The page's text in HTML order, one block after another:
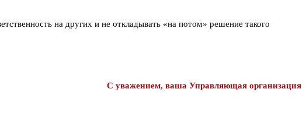
на других и не откладывать «на потом» решение такого
С уважением, ваша Управляющая организация